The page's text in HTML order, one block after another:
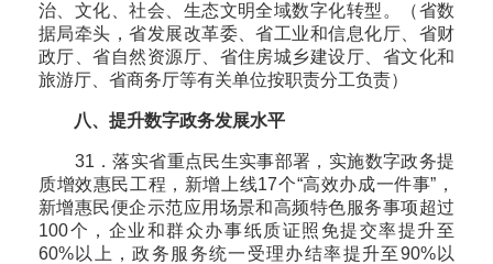
治、文化、社会、生态文明全域数字化转型。（省数
据局牵头，省发展改革委、省工业和信息化厅、省财
政厅、省自然资源厅、省住房城乡建设厅、省文化和
旅游厅、省商务厅等有关单位按职责分工负责）
八、提升数字政务发展水平
31．落实省重点民生实事部署，实施数字政务提
质增效惠民工程，新增上线17个“高效办成一件事”，
新增惠民便企示范应用场景和高频特色服务事项超过
100个，企业和群众办事纸质证照免提交率提升至
60%以上，政务服务统一受理办结率提升至90%以